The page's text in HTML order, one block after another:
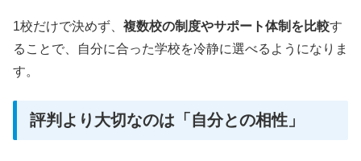
1校だけで決めず、 複数校の制度やサポート体制を比較す
ることで、自分に合った学校を冷静に選べるようになりま
す。
評判より大切なのは「自分との相性」